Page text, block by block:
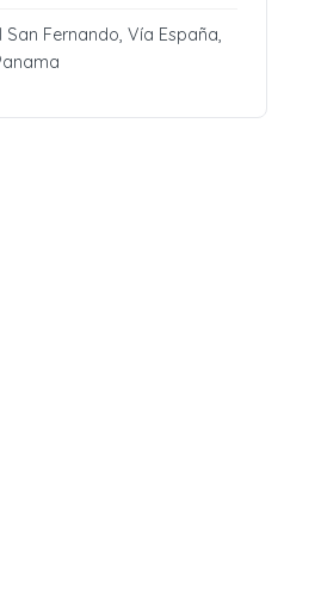
Fernando, Vía España,